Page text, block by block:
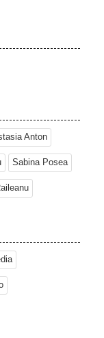
Anton
Sabina Posea